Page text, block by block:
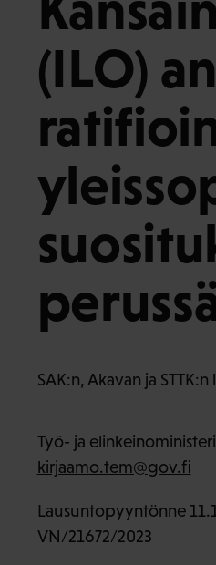
(ILO)
SAK:n, Akavan ja
Työ- ja
kirjaamo.tem@gov.fi
Lausuntopyyntönne
VN/21672/2023